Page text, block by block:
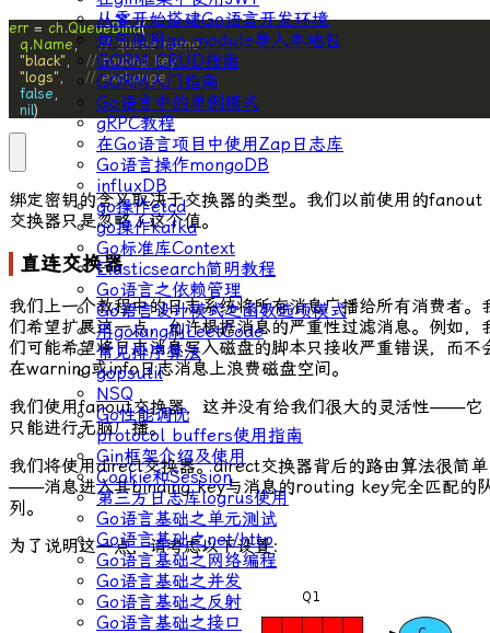
从零开始搭建Go语言开发环境
如何使用go module导入本地包
GORM CRUD指南
GORM入门指南
Go语言中的单例模式
gRPC教程
在Go语言项目中使用Zap日志库
Go语言操作mongoDB
influxDB
go操作etcd
go操作kafka
Go标准库Context
Elasticsearch简明教程
Go语言之依赖管理
Go语言设计模式之函数选项模式
用golang刷LeetCode
常见排序算法
gopsutil
NSQ
Go性能调优
protocol buffers使用指南
Gin框架介绍及使用
Cookie和Session
第三方日志库logrus使用
Go语言基础之单元测试
Go语言基础之net/http
Go语言基础之网络编程
Go语言基础之并发
Go语言基础之反射
Go语言基础之接口
err = ch .QueueBind
q .Name , // queue name
"black" , // routing key
"logs" , // exchange
false
nil)
绑定密钥的含义取决于交换器的类型。我们以前使用的fanout
交换器只是忽略了这个值。
直连交换器
我们上一个教程中的日志系统将所有消息广播给所有消费者。
们希望扩展这一点，允许根据消息的严重性过滤消息。例如，
们可能希望将日志消息写入磁盘的脚本只接收严重错误，而不
在warning或info日志消息上浪费磁盘空间。
我们使用fanout交换器，这并没有给我们很大的灵活性——它
只能进行无脑广播。
我们将使用 direct交换器。direct交换器背后的路由算法很简单
——消息进入其binding key与消息的routing key完全匹配的
列。
为了说明这一点，请考虑以下设置：